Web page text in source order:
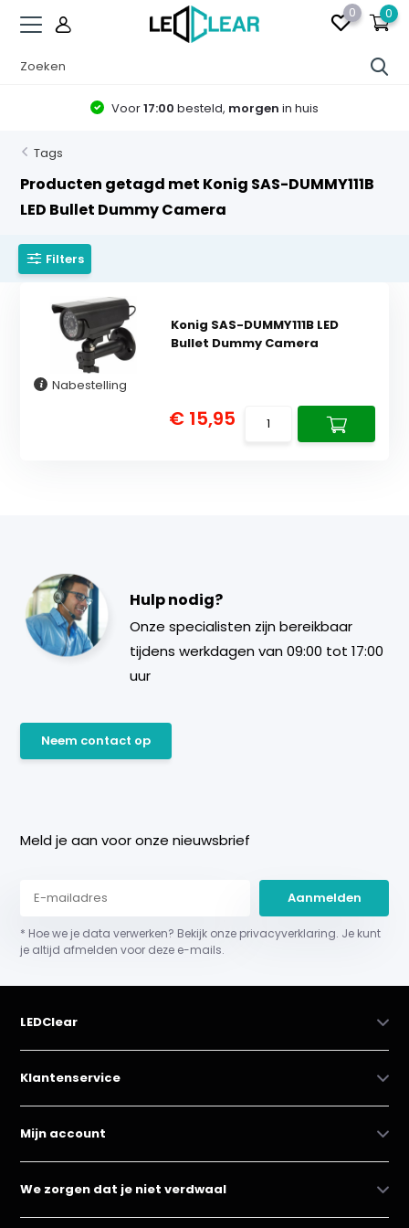
0 0
Voor17:00 besteld, morgen in huis
Tags
Producten getagd met Konig SAS-DUMMY111B
LED Bullet Dummy Camera
Filters
Konig SAS-DUMMY111B LED
Bullet Dummy Camera
Nabestelling
€ 15,95
Hulp nodig?
Onze specialisten zijn bereikbaar
tijdens werkdagen van 09:00 tot 17:00
uur
Neem contact op
Meld je aan voor onze nieuwsbrief
Aanmelden
* Hoe we je data verwerken? Bekijk onze privacyverklaring. Je kunt
je altijd afmelden voor deze e-mails.
LEDClear
Klantenservice
Mijn account
We zorgen dat je niet verdwaal